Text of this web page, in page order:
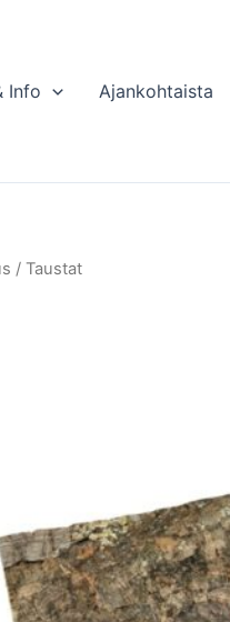
Info Ajankohtaista
/ Taustat